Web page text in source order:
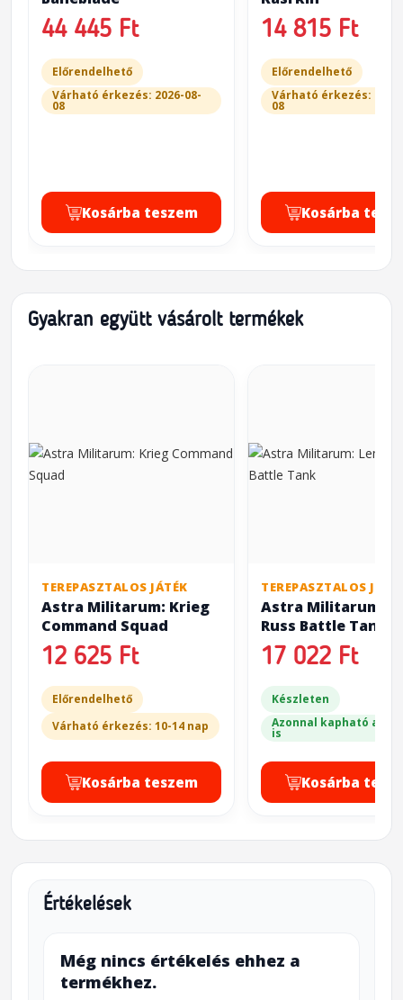
44 445 Ft
Előrendelhető
Várható érkezés: 2026-08-
08
Kosárba teszem
14 815 Ft
Előrendelhető
Várható érkezés:
08
Kosárba
Gyakran együtt vásárolt termékek
TEREPASZTALOS JÁTÉK
Astra Militarum: Krieg
Command Squad
12 625 Ft
Előrendelhető
Várható érkezés: 10-14 nap
Kosárba teszem
TEREPASZTALOS
Astra Militarum:
Russ Battle Tank
17 022 Ft
Készleten
Azonnal kapható a
is
Kosárba
Értékelések
Még nincs értékelés ehhez a
termékhez.